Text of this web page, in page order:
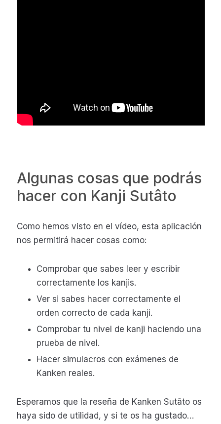
Algunas cosas que podrás
hacer con Kanji Sutâto
Como hemos visto en el vídeo, esta aplicación
nos permitirá hacer cosas como:
Comprobar que sabes leer y escribir
correctamente los kanjis.
Ver si sabes hacer correctamente el
orden correcto de cada kanji.
Comprobar tu nivel de kanji haciendo una
prueba de nivel.
Hacer simulacros con exámenes de
Kanken reales.
Esperamos que la reseña de Kanken Sutâto os
haya sido de utilidad, y si te os ha gustado…